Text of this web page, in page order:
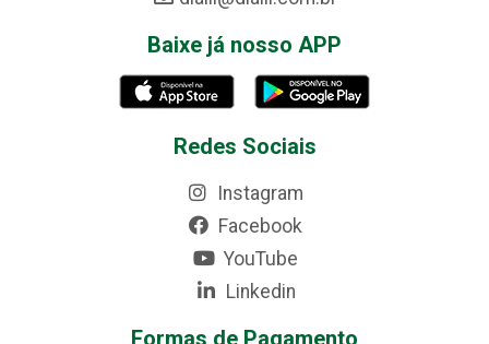
Baixe já nosso APP
Redes Sociais
Instagram
Facebook
YouTube
Linkedin
Formas de Pagamento